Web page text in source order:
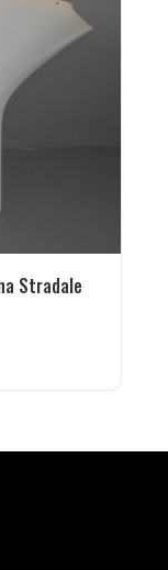
Stradale